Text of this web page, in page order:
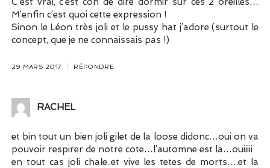
M’enfin c’est quoi cette expression !
Sinon le Léon très joli et le pussy hat j’adore (surtout le
concept, que je ne connaissais pas !)
29 MARS 2017 RÉPONDRE
RACHEL
et bin tout un bien joli gilet de la loose didonc…oui on va
pouvoir respirer de notre cote…l’automne est la…ouiiiii
en tout cas joli chale..et vive les tetes de morts….et la